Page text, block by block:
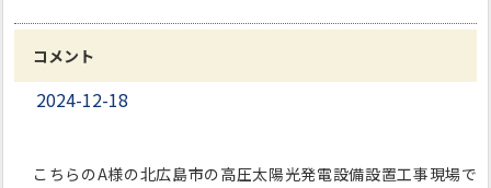
コメント
2024-12-18
こちらのA様の北広島市の高圧太陽光発電設備設置工事現場で